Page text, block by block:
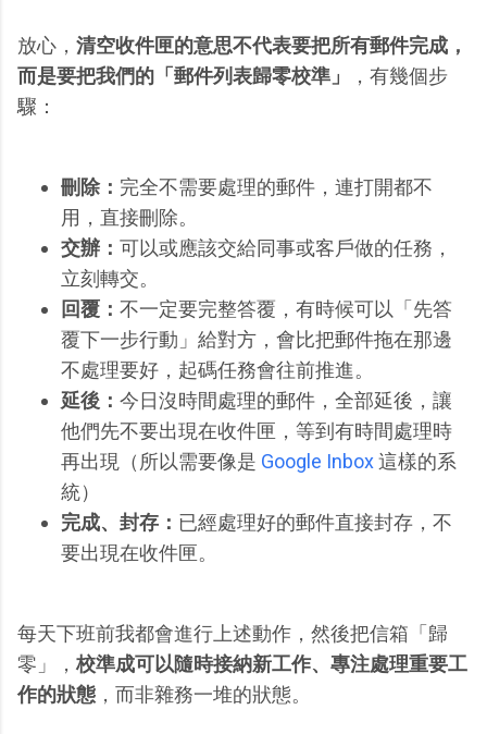
放心， 清空收件匣的意思不代表要把所有郵件完成，
而是要把我們的「郵件列表歸零校準」
，有幾個步
驟：
刪除： 完全不需要處理的郵件，連打開都不
用，直接刪除。
交辦： 可以或應該交給同事或客戶做的任務，
立刻轉交。
回覆： 不一定要完整答覆，有時候可以「先答
覆下一步行動」給對方，會比把郵件拖在那邊
不處理要好，起碼任務會往前推進。
延後： 今日沒時間處理的郵件，全部延後，讓
他們先不要出現在收件匣，等到有時間處理時
再出現（所以需要像是 Google Inbox這樣的系
統）
完成、封存： 已經處理好的郵件直接封存，不
要出現在收件匣。
每天下班前我都會進行上述動作，然後把信箱「歸
零」， 校準成可以隨時接納新工作、專注處理重要工
作的狀態 ，而非雜務一堆的狀態。